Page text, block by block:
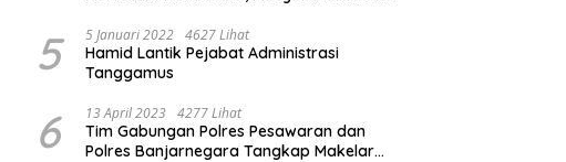
5 5 Januari 2022 4627 Lihat
Hamid Lantik Pejabat Administrasi
Tanggamus
6 13 April 2023 4277 Lihat
Tim Gabungan Polres Pesawaran dan
Polres Banjarnegara Tangkap Makelar